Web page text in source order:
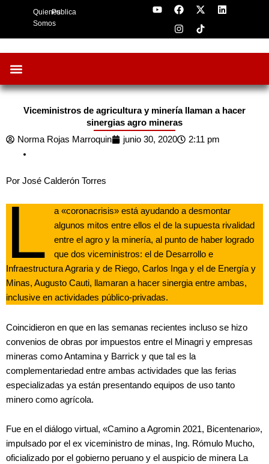
Quienes
Somos
Publica
Y
o
b
F
a
c
e
o
X
-
t
w
t
L
i
d
I
n
s
t
g
Viceministros de agricultura y minería llaman a hacer
sinergias agro mineras
Norma Rojas Marroquin
junio 30, 2020 2:11 pm
Por José Calderón Torres
L
a «coronacrisis» está ayudando a desmontar
algunos mitos entre ellos el de la supuesta rivalidad
entre el agro y la minería, al punto de haber logrado
que dos viceministros: el de Desarrollo e
Infraestructura Agraria y de Riego, Carlos Inga y el de Energía y
Minas, Augusto Cauti, llamaran a hacer sinergia entre ambas,
inclusive en actividades público-privadas.
Coincidieron en que en las semanas recientes incluso se hizo
convenios de obras por impuestos entre el Minagri y empresas
mineras como Antamina y Barrick y que tal es la
complementariedad entre ambas actividades que las ferias
especializadas ya están presentando equipos de uso tanto
minero como agrícola.
Fue en el diálogo virtual, «Camino a Agromin 2021, Bicentenario»,
impulsado por el ex viceministro de minas, Ing. Rómulo Mucho,
oficializado por el gobierno peruano y el auspicio de minera La